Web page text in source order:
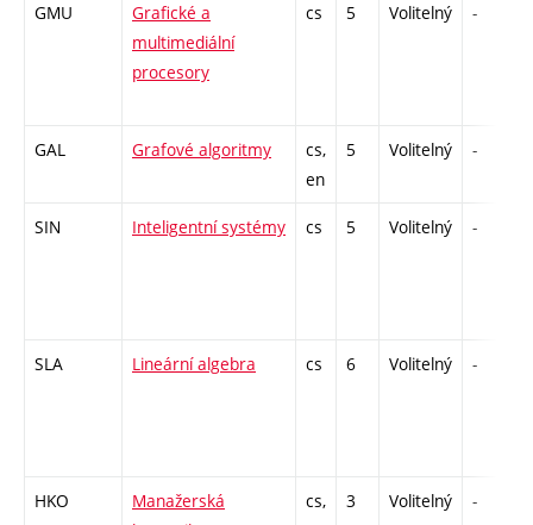
GMU
Grafické a
multimediální
procesory
cs 5 Volitelný -
GAL Grafové algoritmy
cs,
en
5 Volitelný -
SIN Inteligentní systémy cs 5 Volitelný -
SLA Lineární algebra cs 6 Volitelný -
HKO
Manažerská
cs,
3 Volitelný -